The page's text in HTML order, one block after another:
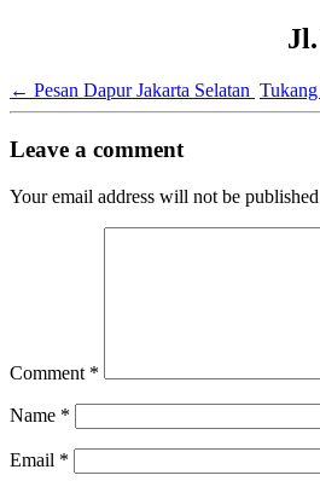
← Pesan Dapur Jakarta Selatan
Leave a comment
Your email address will not be
Comment *
Name *
Email *